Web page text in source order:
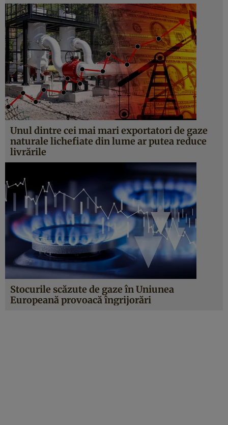
Unul dintre cei mai mari exportatori de gaze
naturale lichefiate din lume ar putea reduce
livrările
Stocurile scăzute de gaze în Uniunea
Europeană provoacă îngrijorări